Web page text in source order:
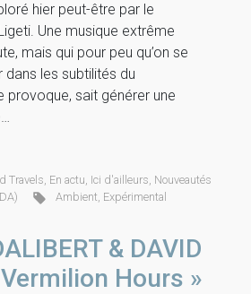
hier peut-être par le
Une musique extrême
mais qui pour peu qu’on se
les subtilités du
provoque, sait générer une
Travels, En actu, Ici d'ailleurs, Nouveautés
Ambient, Expérimental
& DAVID
Hours »